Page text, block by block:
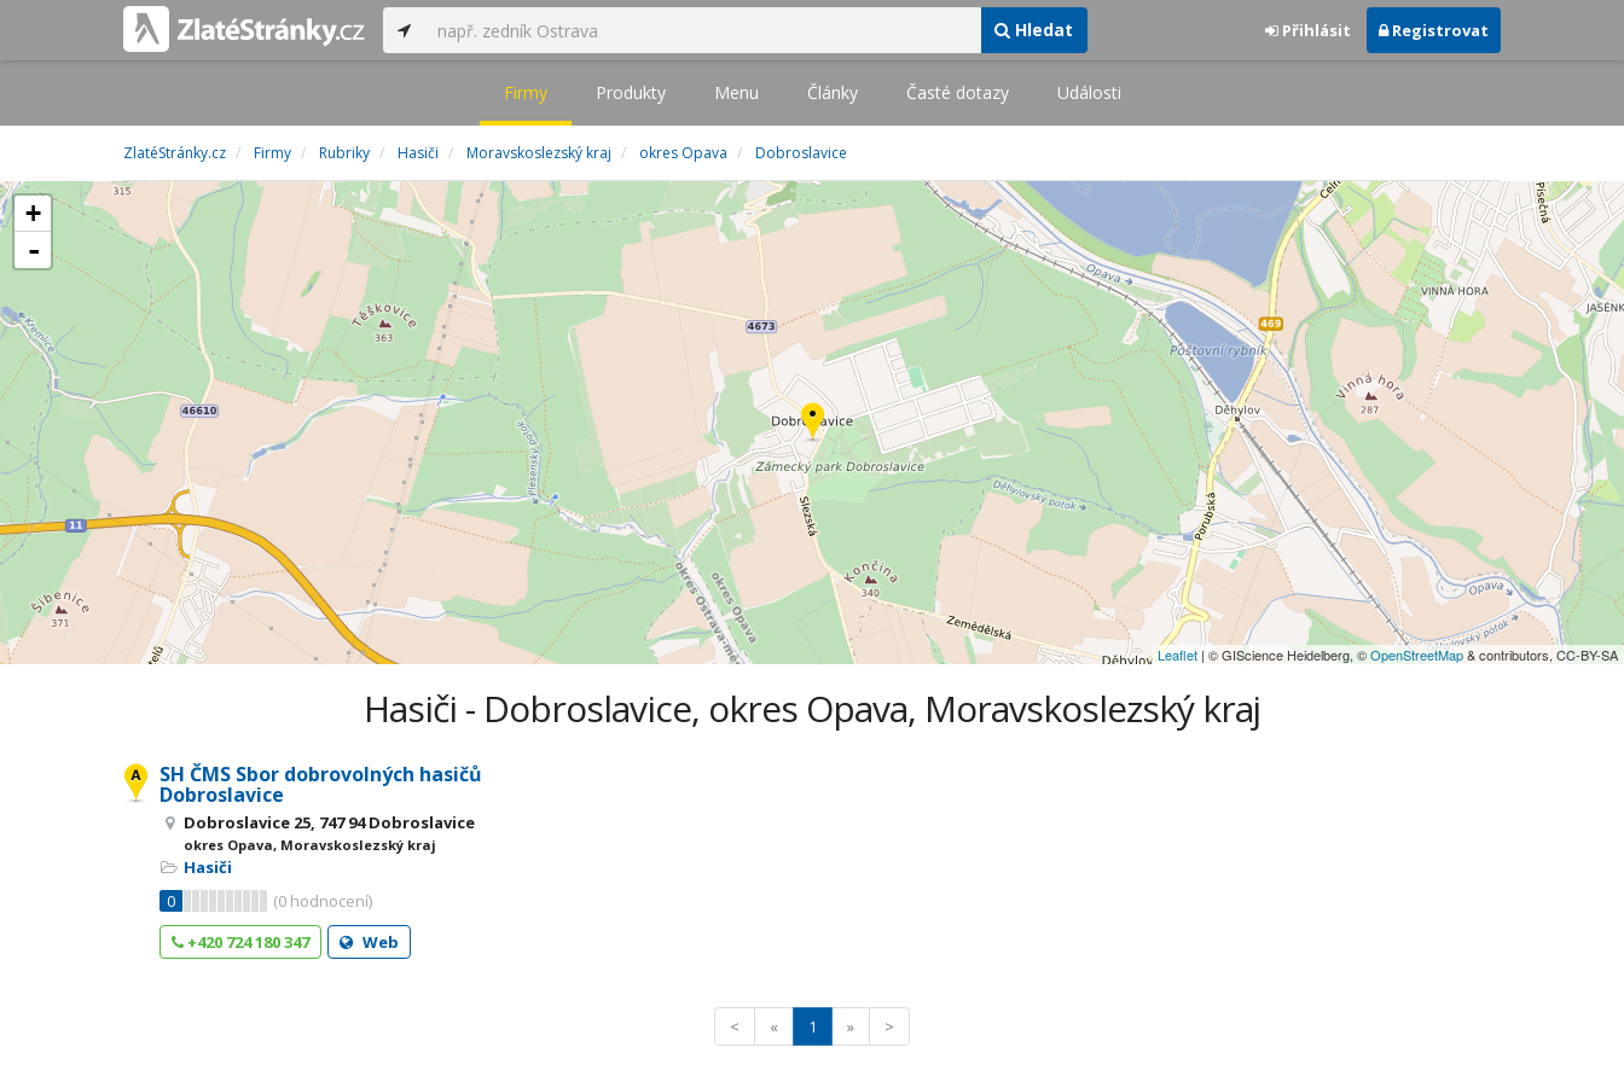
Hledat Přihlásit Registrovat
Firmy Produkty Menu Články Časté dotazy Události
ZlatéStránky.cz Firmy Rubriky Hasiči Moravskoslezský kraj okres Opava Dobroslavice
+
-
Leaflet | © GIScience Heidelberg, ©OpenStreetMap& contributors, CC-BY-SA
Hasiči - Dobroslavice, okres Opava, Moravskoslezský kraj
SH ČMS Sbor dobrovolných hasičů
Dobroslavice
Dobroslavice 25, 747 94 Dobroslavice
okres Opava, Moravskoslezský kraj
Hasiči
0
(0 hodnocení)
+420 724 180 347
Web
< « 1 » >